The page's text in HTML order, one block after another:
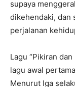
supaya
dikehendaki, dan
perjalanan
Lagu “Pikiran
lagu awal
Menurut Iga